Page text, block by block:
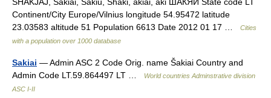
Continent/City Europe/Vilnius longitude 54.95472 latitude
23.03583 altitude 51 Population 6613 Date 2012 01 17 …
Cities
with a population over 1000 database
Sakiai — Admin ASC 2 Code Orig. name Šakiai Country and
Admin Code LT.59.864497 LT …
World countries Adminstrative division
ASC I-II